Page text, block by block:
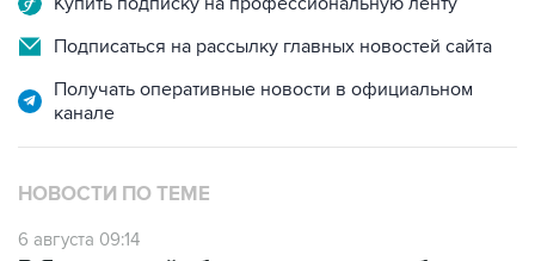
Получать оперативные новости в официальном
НОВОСТИ ПО ТЕМЕ
6 августа 09:14
БПЛА достигло 92